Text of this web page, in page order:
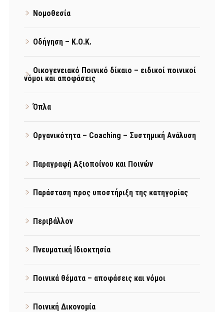
Νομοθεσία
Οδήγηση – Κ.Ο.Κ.
Οικογενειακό Ποινικό δίκαιο – ειδικοί ποινικοί
νόμοι και αποφάσεις
Όπλα
Οργανικότητα – Coaching – Συστημική Ανάλυση
Παραγραφή Αξιοποίνου και Ποινών
Παράσταση προς υποστήριξη της κατηγορίας
Περιβάλλον
Πνευματική Ιδιοκτησία
Ποινικά θέματα – αποφάσεις και νόμοι
Ποινική Δικονομία